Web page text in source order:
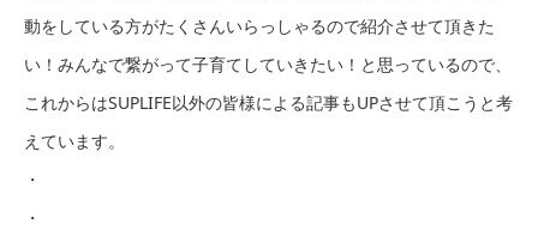
動をしている方がたくさんいらっしゃるので紹介させて頂きた
い！みんなで繋がって子育てしていきたい！と思っているので、
これからはSUPLIFE以外の皆様による記事もUPさせて頂こうと考
えています。
・
・